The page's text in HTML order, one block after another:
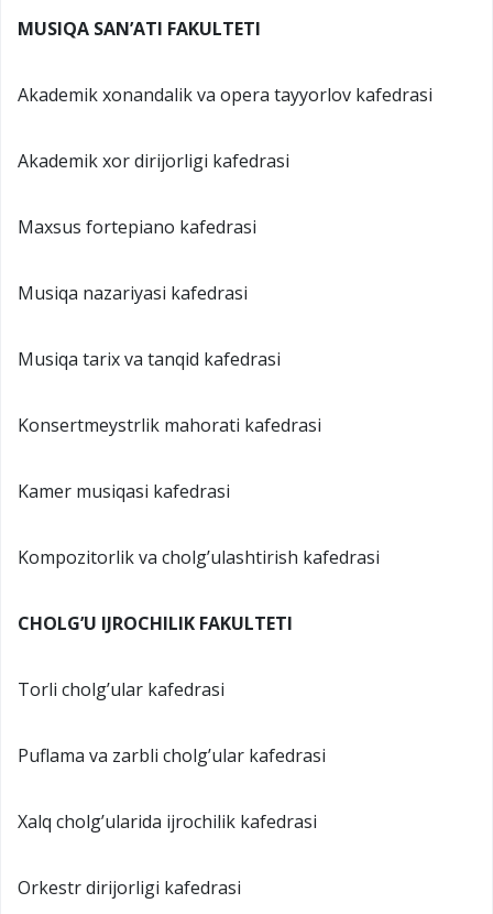
MUSIQA SAN’ATI FAKULTETI
Akademik xonandalik va opera tayyorlov kafedrasi
Akademik xor dirijorligi kafedrasi
Maxsus fortepiano kafedrasi
Musiqa nazariyasi kafedrasi
Musiqa tarix va tanqid kafedrasi
Konsertmeystrlik mahorati kafedrasi
Kamer musiqasi kafedrasi
Kompozitorlik va cholg’ulashtirish kafedrasi
CHOLG’U IJROCHILIK FAKULTETI
Torli cholg’ular kafedrasi
Puflama va zarbli cholg’ular kafedrasi
Xalq cholg’ularida ijrochilik kafedrasi
Orkestr dirijorligi kafedrasi